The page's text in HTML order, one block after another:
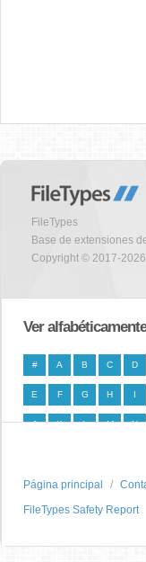
FileTypes
Base de extensiones
Copyright © 2017-
Ver alfabéticamente
# A B C D
E F G H I
J K L M N
T U V W X
Y Z
Página principal
FileTypes Safety Report